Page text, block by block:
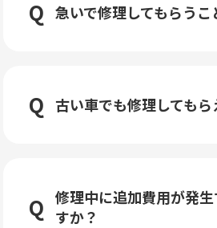
急いで修理してもらう
古い車でも修理してもら
修理中に追加費用が発
すか？